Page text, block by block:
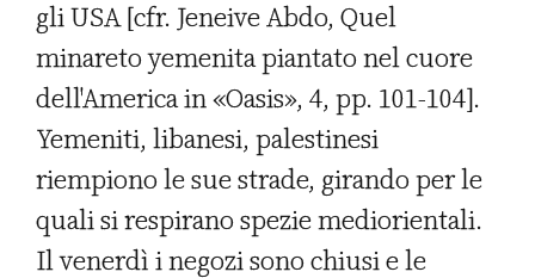
gli USA [cfr. Jeneive Abdo, Quel
minareto yemenita piantato nel cuore
dell'America in «Oasis», 4, pp. 101-104].
Yemeniti, libanesi, palestinesi
riempiono le sue strade, girando per le
quali si respirano spezie mediorientali.
Il venerdì i negozi sono chiusi e le